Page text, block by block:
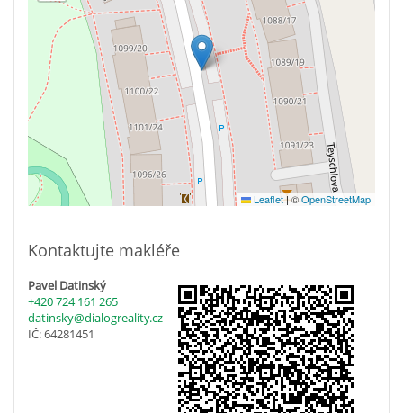
Leaflet|©OpenStreetMap
Kontaktujte makléře
Pavel Datinský
+420 724 161 265
datinsky@dialogreality.cz
IČ: 64281451